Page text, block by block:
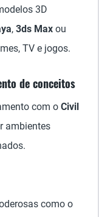
3D
, 3ds Max ou
TV e jogos.
de conceitos
com o Civil
ambientes
como o